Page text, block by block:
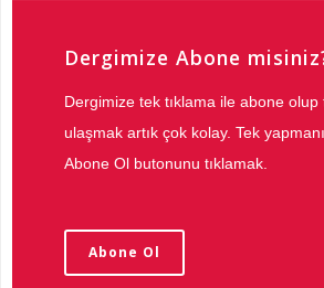
Dergimize Abone
Dergimize tek tıklama ile abone
ulaşmak artık çok kolay. Tek
Abone Ol butonunu tıklamak.
Abone Ol